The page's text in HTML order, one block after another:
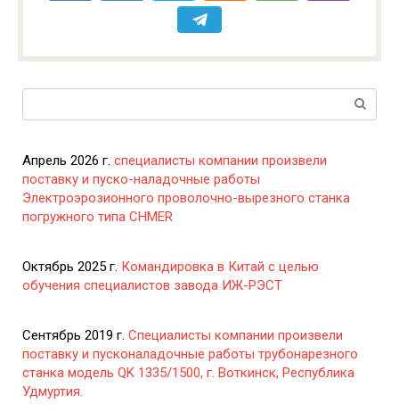
Апрель 2026 г. специалисты компании произвели
поставку и пуско-наладочные работы
Электроэрозионного проволочно-вырезного станка
погружного типа CHMER
Октябрь 2025 г. Командировка в Китай с целью
обучения специалистов завода ИЖ-РЭСТ
Сентябрь 2019 г. Специалисты компании произвели
поставку и пусконаладочные работы трубонарезного
станка модель QK 1335/1500, г. Воткинск, Республика
Удмуртия.